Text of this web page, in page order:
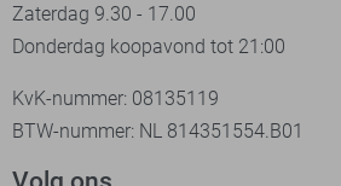
Zaterdag 9.30 - 17.00
Donderdag koopavond tot 21:00
KvK-nummer: 08135119
BTW-nummer: NL 814351554.B01